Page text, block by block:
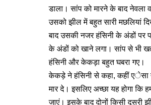
डाला। सांप को मारने के बाद नेवला
उसको झील में बहुत सारी मछलियां
बाद उसकी नजर हंसिनी के अंडों पर
के अंडों को खाने लगा। सांप से भी
हंसिनी और केकड़ा बहुत घबरा गए।
केकड़े ने हंसिनी से कहा, कहीं एेसा न
मार दे। इसलिए अच्छा यह होगा
जाएं। इसके बाद दोनों किसी दूसरी